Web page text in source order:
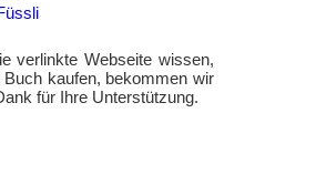
verlinkte Webseite wissen,
kaufen, bekommen wir
für Ihre Unterstützung.